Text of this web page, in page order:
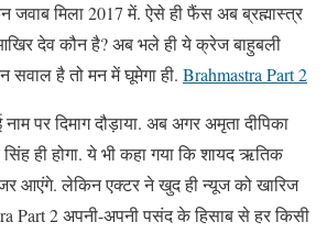
जवाब मिला 2017 में. ऐसे ही फैंस अब ब्रह्मास्त्र
देव कौन है? अब भले ही ये क्रेज बाहुबली
सवाल है तो मन में घूमेगा ही. Brahmastra Part 2
पर दिमाग दौड़ाया. अब अगर अमृता दीपिका
ही होगा. ये भी कहा गया कि शायद ऋतिक
आएंगे. लेकिन एक्टर ने खुद ही न्यूज को खारिज
Part 2 अपनी-अपनी पसंद के हिसाब से हर किसी